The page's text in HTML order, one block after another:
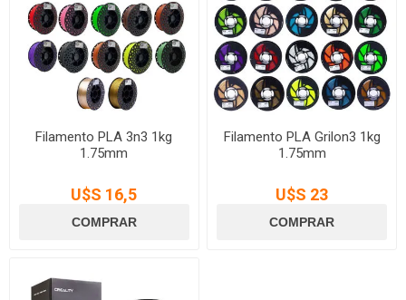
Filamento PLA 3n3 1kg
1.75mm
U$S 16,5
Filamento PLA Grilon3 1kg
1.75mm
U$S 23